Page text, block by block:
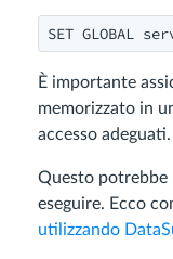
È importante
memorizzato in
accesso adeguati.
Questo
eseguire. Ecco
utilizzando